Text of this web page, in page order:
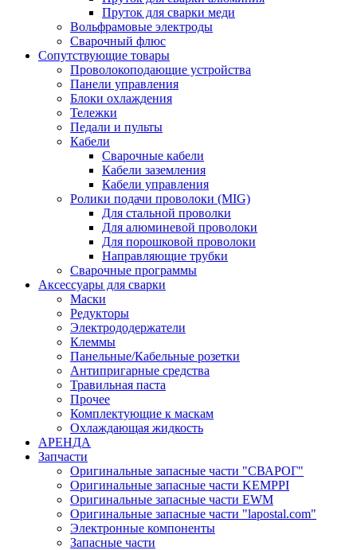
Пруток для сварки меди
Вольфрамовые электроды
Сварочный флюс
Сопутствующие товары
Проволокоподающие устройства
Панели управления
Блоки охлаждения
Тележки
Педали и пульты
Кабели
Сварочные кабели
Кабели заземления
Кабели управления
Ролики подачи проволоки (MIG)
Для стальной проволки
Для алюминевой проволоки
Для порошковой проволоки
Направляющие трубки
Сварочные программы
Аксессуары для сварки
Маски
Редукторы
Электрододержатели
Клеммы
Панельные/Кабельные розетки
Антипригарные средства
Травильная паста
Прочее
Комплектующие к маскам
Охлаждающая жидкость
АРЕНДА
Запчасти
Оригинальные запасные части "СВАРОГ"
Оригинальные запасные части KEMPPI
Оригинальные запасные части EWM
Оригинальные запасные части "lapostal.com"
Электронные компоненты
Запасные части